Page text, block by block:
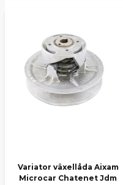
Variator växellåda Aixam
Microcar Chatenet Jdm